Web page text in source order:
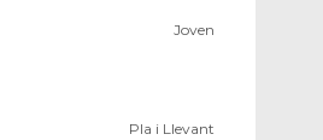
Joven
Pla i Llevant